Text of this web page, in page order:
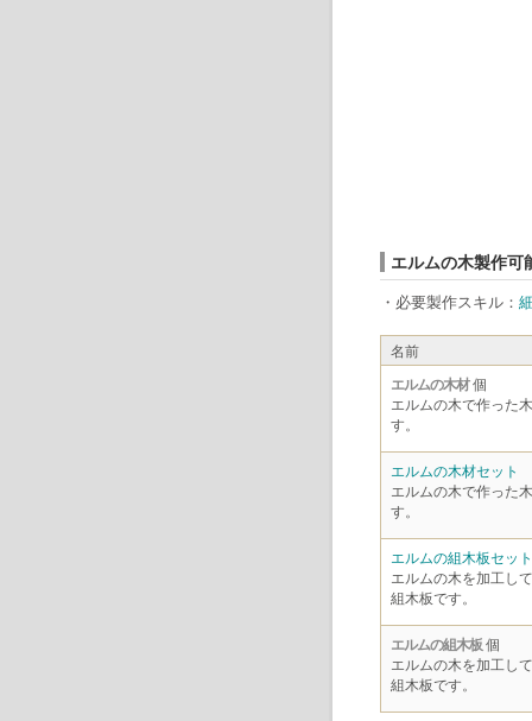
エルムの木製作可
・必要製作スキル：
名前
エルムの木材個
エルムの木で作った
す。
エルムの木材セット
エルムの木で作った
す。
エルムの組木板セット
エルムの木を加工し
組木板です。
エルムの組木板 個
エルムの木を加工し
組木板です。